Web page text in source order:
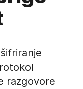
razgovore